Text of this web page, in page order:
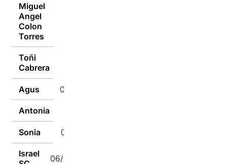
Miguel
Angel
Colon
Torres
Toñi
Cabrera
Agus 06/02/2019
Antonia
Sonia 06/02/2019
Israel
06/02/2019